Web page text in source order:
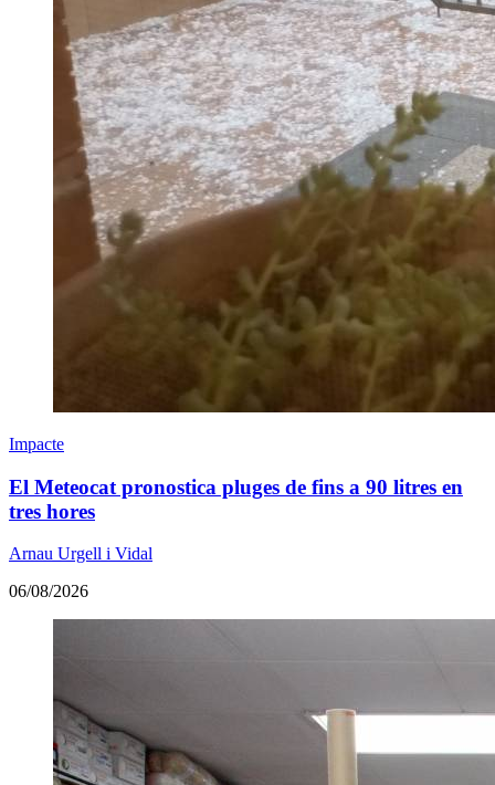
Impacte
El Meteocat pronostica pluges de fins a 90 litres en
tres hores
Arnau Urgell i Vidal
06/08/2026